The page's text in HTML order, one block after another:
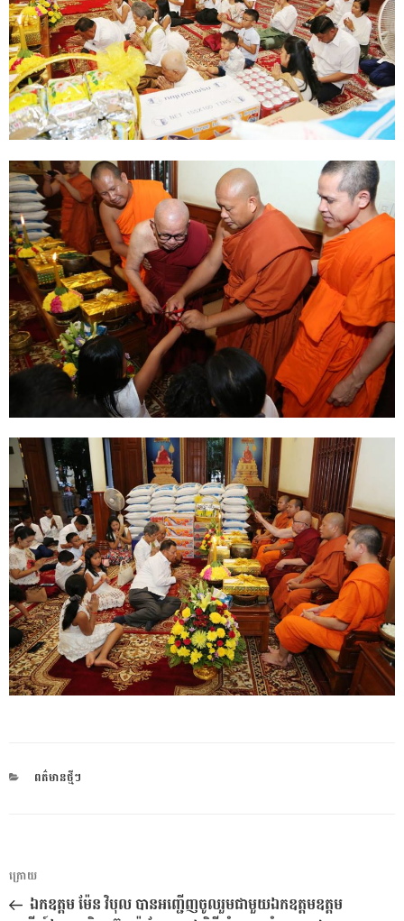
CATEGORIES
ពត៌មានថ្មីៗ
ការ​
នាំទិស​
អត្ថបទ
មុន
ក្រោយ
ឯកឧត្ដម ម៉ែន វិបុល បានអញ្ជើញចូលរួមជាមួយឯកឧត្ដមឧត្ដម